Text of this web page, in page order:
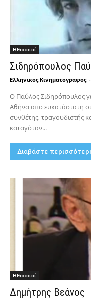
Hθοποιοί
Σιδηρόπουλος
Ελληνικος Κινηματογραφος -
Ο Παύλος Σιδηρόπουλος
Αθήνα απο ευκατάστατη
συνθέτης, τραγουδιστής
καταγόταν...
Διαβάστε
Hθοποιοί
Δημήτρης Βεάνος